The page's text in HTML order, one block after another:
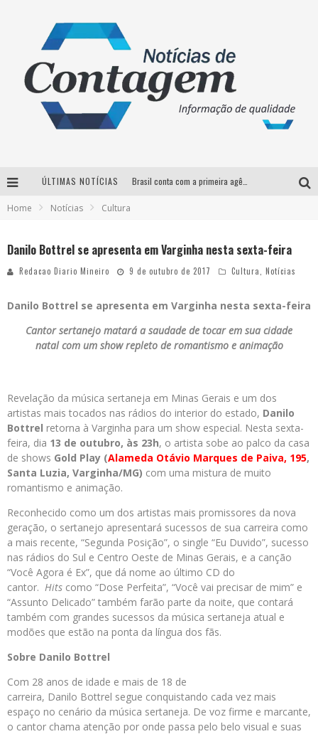
ÚLTIMAS NOTÍCIAS
Home Notícias Cultura
Danilo Bottrel se apresenta em Varginha nesta sexta-feira
Redacao Diario Mineiro 9 de outubro de 2017 Cultura Notícias
Danilo Bottrel se apresenta em Varginha nesta sexta-feira
Cantor sertanejo matará a saudade de tocar em sua cidade
natalcom um show repleto de romantismo e animação
Revelação da música sertaneja em Minas Gerais e um dos
artistas mais tocados nas rádios do interior do estado, Danilo
Bottrel retorna à Varginha para um show especial. Nesta sexta-
feira, dia 13 de outubro, às 23h, o artista sobe ao palco da casa
de shows Gold Play (Alameda Otávio Marques de Paiva, 195,
Santa Luzia, Varginha/MG) com uma mistura de muito
romantismo e animação.
Reconhecido como um dos artistas mais promissores da nova
geração, o sertanejo apresentará sucessos de sua carreira como
a mais recente, “Segunda Posição”, o single “Eu Duvido”, sucesso
nas rádios do Sul e Centro Oeste de Minas Gerais, e a canção
“Você Agora é Ex”, que dá nome ao último CD do
cantor. Hits como “Dose Perfeita”, “Você vai precisar de mim” e
“Assunto Delicado” também farão parte da noite, que contará
também com grandes sucessos da música sertaneja atual e
modões que estão na ponta da língua dos fãs.
Sobre Danilo Bottrel
Com 28 anos de idade e mais de 18 de
carreira, Danilo Bottrel segue conquistando cada vez mais
espaço no cenário da música sertaneja. De voz firme e marcante,
o cantor chama atenção por onde passa pelo belo visual e suas